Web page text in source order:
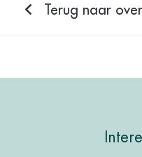
Terug naar